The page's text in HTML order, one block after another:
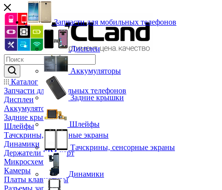
Каталог
Запчасти для мобильных телефонов
Дисплеи
Аккумуляторы
Задние крышки
Шлейфы
Тачскрины, сенсорные экраны
Динамики
Держатели SIM-карт
Микросхемы
Камеры
Платы клавиатуры
Разъемы зарядки
Запчасти для мобильных телефонов
Дисплеи
Аккумуляторы
Задние крышки
Шлейфы
Тачскрины, сенсорные экраны
Динамики